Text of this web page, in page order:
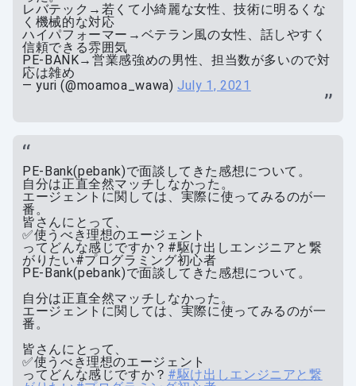
レバテック→若くて小綺麗な女性、技術に明るくな
く機械的な対応
ハイパフォーマー→ベテラン風の女性、話しやすく
信頼できる雰囲気
PE-BANK→営業感強めの男性、担当数が多いので対
応は雑め
— yuri (@moamoa_wawa)July 1, 2021
PE-Bank(pebank)で面談してきた感想について。
自分は正直全然マッチしなかった。
エージェントに関しては、実際に使ってみるのが一
番。
皆さんにとって、
✅使うべき理想のエージェント
ってどんな感じですか？#駆け出しエンジニアと繋
がりたい#プログラミング初心者
PE-Bank(pebank)で面談してきた感想について。
自分は正直全然マッチしなかった。
エージェントに関しては、実際に使ってみるのが一
番。
皆さんにとって、
✅使うべき理想のエージェント
ってどんな感じですか？ #駆け出しエンジニアと繋